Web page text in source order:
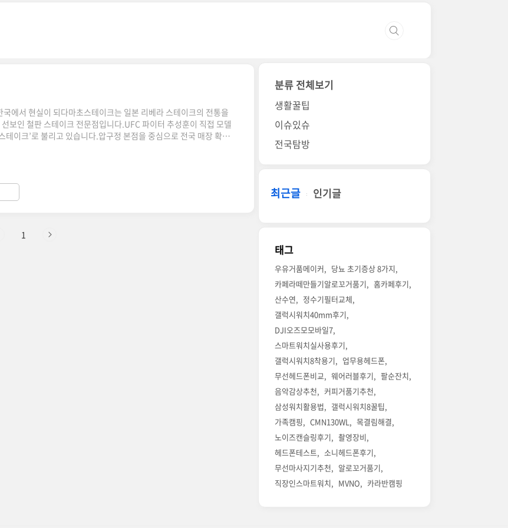
국에서 현실이 되다마초스테이크는 일본 리베라 스테이크의 전통을
보인 철판 스테이크 전문점입니다.UFC 파이터 추성훈이 직접 모델
테이크’로 불리고 있습니다.압구정 본점을 중심으로 전국 매장 확장
르게 구워 겉바속촉, 안은 육즙이 촉촉한 식감으로 완성됩니다.스테
통 일본 리베라의 소스를그대로 재현한 단짠 베이스의 '마초 비법
끌어올립니다.립아이와 찰떡궁합이며, 밥에 소스를 비벼 먹는 방식이
1
분류 전체보기
생활꿀팁
이슈있슈
전국탐방
최근글 인기글
태그
우유거품메이커
당뇨 초기증상 8가지
카페라떼만들기알로꼬거품기
홈카페후기
산수연
정수기필터교체
갤럭시워치40mm후기
DJI오즈모모바일7
스마트워치실사용후기
갤럭시워치8착용기
업무용헤드폰
무선헤드폰비교
웨어러블후기
팔순잔치
음악감상추천
커피거품기추천
삼성워치활용법
갤럭시워치8꿀팁
가족캠핑
CMN130WL
목결림해결
노이즈캔슬링후기
촬영장비
헤드폰테스트
소니헤드폰후기
무선마사지기추천
알로꼬거품기
직장인스마트워치
MVNO 카라반캠핑